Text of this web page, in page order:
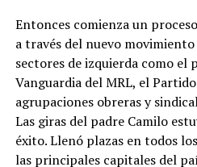
Entonces comienza un
a través del nuevo
sectores de izquierda como el
Vanguardia del MRL, el
agrupaciones obreras y
Las giras del padre Camilo
éxito. Llenó plazas en todos
las principales capitales del